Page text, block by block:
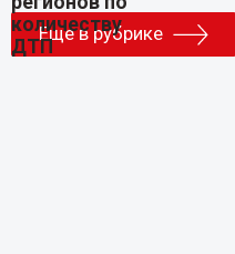
Еще в рубрике